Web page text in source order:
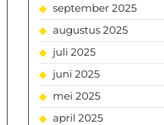
september 2025
augustus 2025
juli 2025
juni 2025
mei 2025
april 2025